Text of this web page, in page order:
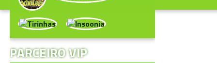
PARCEIRO VIP